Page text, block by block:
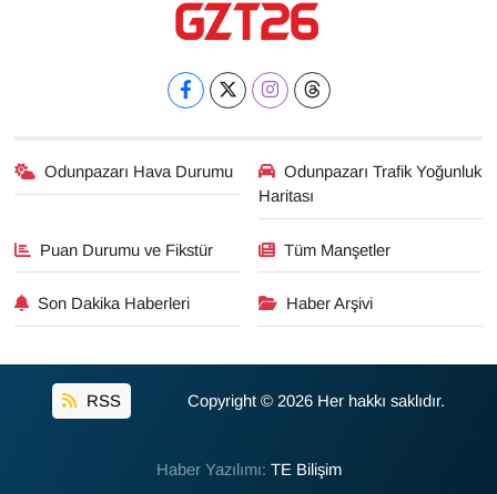
Odunpazarı Hava Durumu
Odunpazarı Trafik Yoğunluk
Haritası
Puan Durumu ve Fikstür Tüm Manşetler
Son Dakika Haberleri Haber Arşivi
RSS Copyright © 2026 Her hakkı saklıdır.
Haber Yazılımı: TE Bilişim